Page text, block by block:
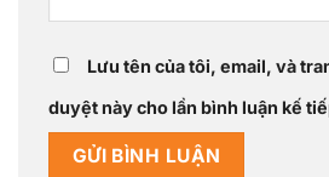
Lưu tên của tôi, email, và
duyệt này cho lần bình luận kế